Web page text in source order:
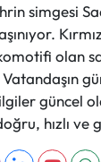
simgesi
olan
güncel
hızlı ve